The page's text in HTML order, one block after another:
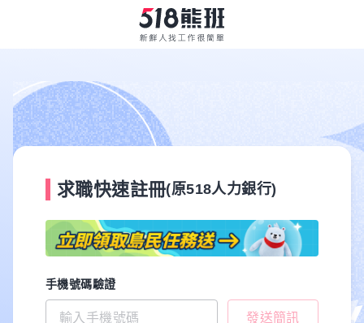
求職快速註冊(原518人力銀行)
手機號碼驗證
發送簡訊